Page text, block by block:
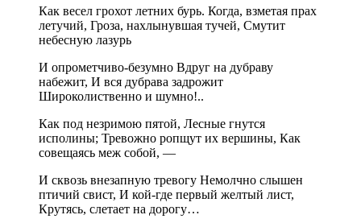
Как весел грохот летних бурь. Когда, взметая прах
летучий, Гроза, нахлынувшая тучей, Смутит
небесную лазурь
И опрометчиво-безумно Вдруг на дубраву
набежит, И вся дубрава задрожит
Широколиственно и шумно!..
Как под незримою пятой, Лесные гнутся
исполины; Тревожно ропщут их вершины, Как
совещаясь меж собой, —
И сквозь внезапную тревогу Немолчно слышен
птичий свист, И кой-где первый желтый лист,
Крутясь, слетает на дорогу…